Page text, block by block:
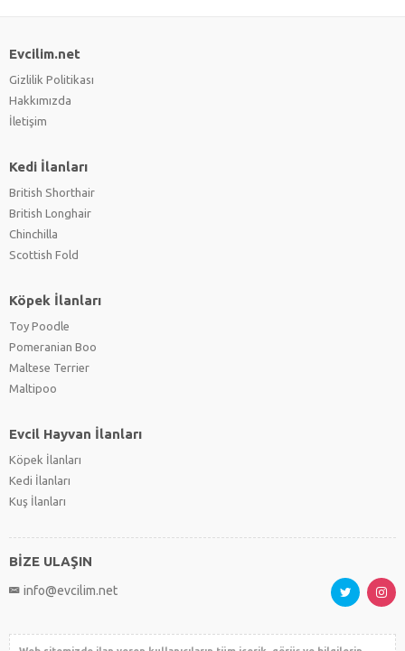
Evcilim.net
Gizlilik Politikası
Hakkımızda
İletişim
Kedi İlanları
British Shorthair
British Longhair
Chinchilla
Scottish Fold
Köpek İlanları
Toy Poodle
Pomeranian Boo
Maltese Terrier
Maltipoo
Evcil Hayvan İlanları
Köpek İlanları
Kedi İlanları
Kuş İlanları
BİZE ULAŞIN
info@evcilim.net